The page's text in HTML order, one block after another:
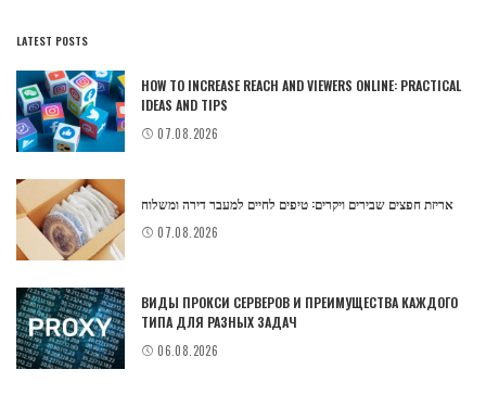
LATEST POSTS
HOW TO INCREASE REACH AND VIEWERS ONLINE: PRACTICAL
IDEAS AND TIPS
07.08.2026
אריזת חפצים שבירים ויקרים: טיפים לחיים למעבר דירה ומשלוח
07.08.2026
ВИДЫ ПРОКСИ СЕРВЕРОВ И ПРЕИМУЩЕСТВА КАЖДОГО
ТИПА ДЛЯ РАЗНЫХ ЗАДАЧ
06.08.2026